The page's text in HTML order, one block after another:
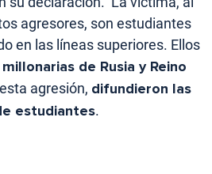
agresores, son estudiantes
en las líneas superiores. Ellos
de Rusia y Reino
agresión, difundieron las
estudiantes.